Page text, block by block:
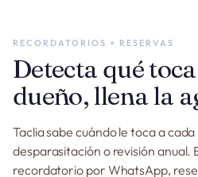
RECORDATORIOS + RESERVAS
Detecta qué
dueño, llena la
Taclia sabe cuándo le toca a
desparasitación o revisión anual.
recordatorio por WhatsApp,